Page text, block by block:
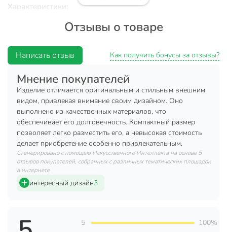
Характеристики:
Материал: пластик.
Цвет: коричневый.
Техническая информация
Высота, см
22 см
Ширина, см
12 см
Длина, см
6 см
Страна производства
Китай
Материал
Автополив
без дренажного
Отзывы о товаре
Написать отзыв Как получить бонусы за отзывы?
Мнение покупателей
Изделие отличается оригинальным и стильным внешним
видом, привлекая внимание своим дизайном. Оно
выполнено из качественных материалов, что
обеспечивает его долговечность. Компактный размер
позволяет легко разместить его, а невысокая стоимость
делает приобретение особенно привлекательным.
Сгенерировано с помощью Искусственного Интеллекта на основе 5
отзывов покупателей, собранных с различных тематических площадок
в интернете
интересный дизайн3
5 100%